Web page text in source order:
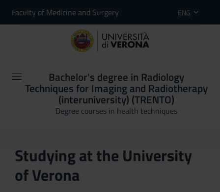
Faculty of Medicine and Surgery ENG
Bachelor's degree in Radiology
Techniques for Imaging and Radiotherapy
(interuniversity) (TRENTO)
Degree courses in health techniques
Studying at the University
of Verona